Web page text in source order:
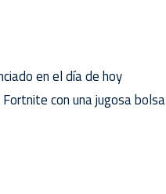
en el día de hoy
con una jugosa bolsa